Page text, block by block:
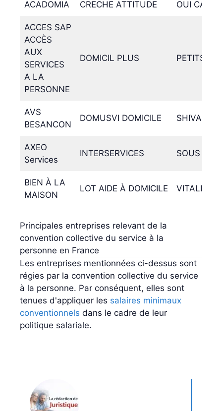
ACADOMIA CRECHE ATTITUDE OUI CARE
ACCES SAP
ACCÈS
AUX
SERVICES
A LA
PERSONNE
DOMICIL PLUS PETITS-
AVS
BESANCON
DOMUSVI DOMICILE SHIVA
AXEO
Services
INTERSERVICES SOUS
BIEN À LA
MAISON
LOT AIDE À DOMICILE
Principales entreprises relevant de la
convention collective du service à la
personne en France
Les entreprises mentionnées ci-dessus sont
régies par la convention collective du service
à la personne. Par conséquent, elles sont
tenues d'appliquer les salaires minimaux
conventionnels dans le cadre de leur
politique salariale.